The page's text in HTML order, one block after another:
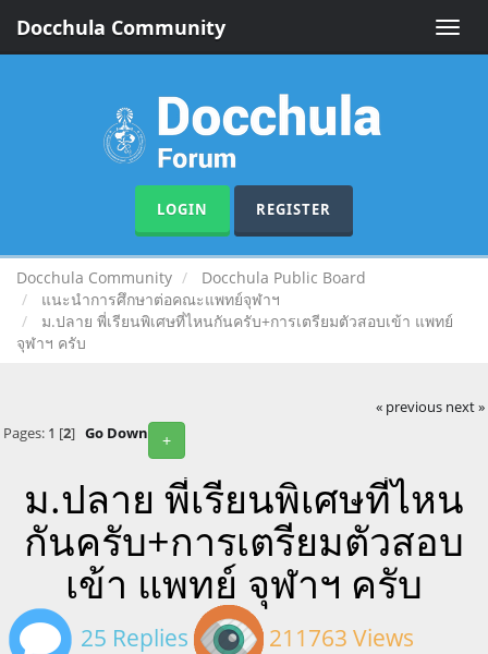
Toggle
Docchula Community
LOGIN REGISTER
Docchula Community
Docchula Public Board
แนะนำการศึกษาต่อคณะแพทย์จุฬาฯ
ม.ปลาย พี่เรียนพิเศษที่ไหนกันครับ+การเตรียมตัวสอบเข้า แพทย์
จุฬาฯ ครับ
« previous next »
+
Pages: 1 [2] Go Down
ม.ปลาย พี่เรียนพิเศษที่ไหน
กันครับ+การเตรียมตัวสอบ
เข้า แพทย์ จุฬาฯ ครับ
25 Replies 211763 Views